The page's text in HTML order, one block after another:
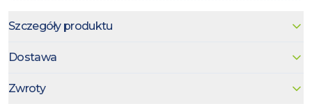
Szczegóły produktu
Dostawa
Zwroty